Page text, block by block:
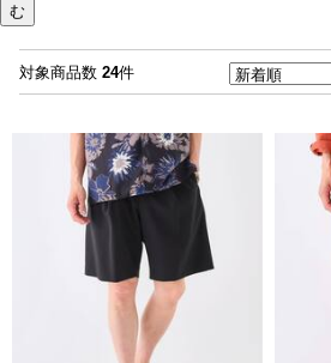
む
対象商品数 24件